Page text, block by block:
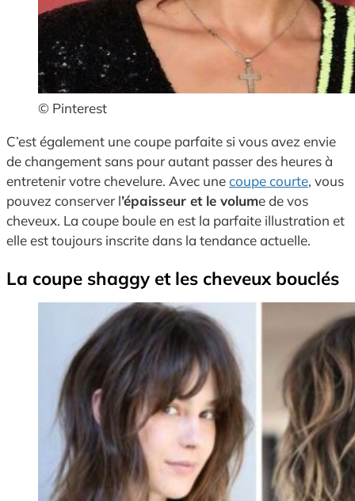
© Pinterest
C’est également une coupe parfaite si vous avez envie
de changement sans pour autant passer des heures à
entretenir votre chevelure. Avec unecoupe courte, vous
pouvez conserver l’épaisseur et le volume de vos
cheveux. La coupe boule en est la parfaite illustration et
elle est toujours inscrite dans la tendance actuelle.
La coupe shaggy et les cheveux bouclés